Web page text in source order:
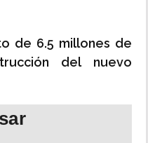
de 6.5 millones de
del nuevo